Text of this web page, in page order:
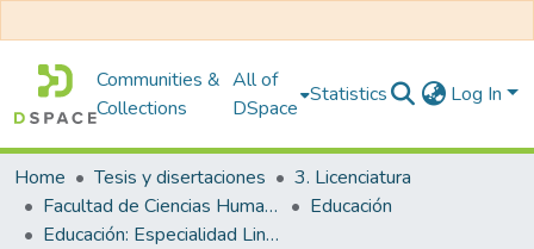
Communities &
Collections
All of
DSpace
Statistics Log In
Home Tesis y disertaciones
3. Licenciatura
Facultad de Ciencias Humanas y Educación
Educación
Educación: Especialidad Lingüística e Inglés